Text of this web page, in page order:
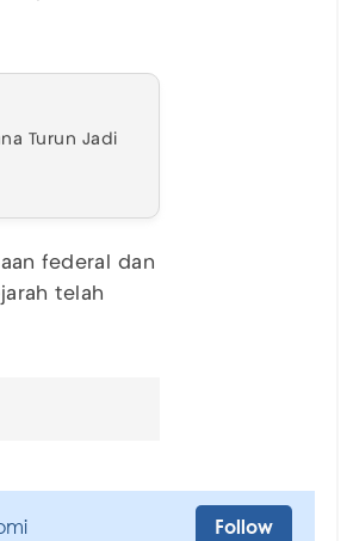
Turun Jadi
federal dan
telah
Follow